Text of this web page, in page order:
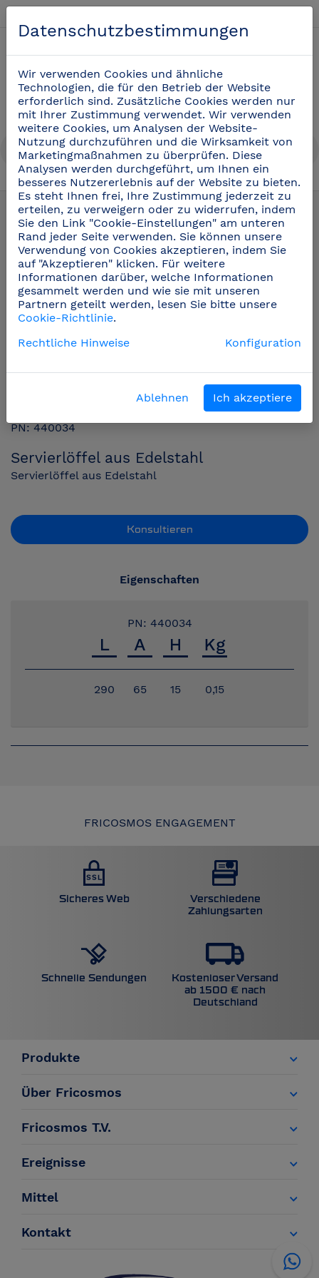
Industrielle Küchenutensilien (20)
PN: 440034
Servierlöffel aus Edelstahl
Servierlöffel aus Edelstahl
Konsultieren
Eigenschaften
PN: 440034
290 65 15 0,15
FRICOSMOS ENGAGEMENT
Sicheres Web
Verschiedene
Zahlungsarten
Schnelle Sendungen
Kostenloser Versand
ab 1500 € nach
Deutschland
Produkte
Über Fricosmos
Fricosmos T.V.
Ereignisse
Mittel
Kontakt
Datenschutzbestimmungen
Wir verwenden Cookies und ähnliche
Technologien, die für den Betrieb der Website
erforderlich sind. Zusätzliche Cookies werden nur
mit Ihrer Zustimmung verwendet. Wir verwenden
weitere Cookies, um Analysen der Website-
Nutzung durchzuführen und die Wirksamkeit von
Marketingmaßnahmen zu überprüfen. Diese
Analysen werden durchgeführt, um Ihnen ein
besseres Nutzererlebnis auf der Website zu bieten.
Es steht Ihnen frei, Ihre Zustimmung jederzeit zu
erteilen, zu verweigern oder zu widerrufen, indem
Sie den Link "Cookie-Einstellungen" am unteren
Rand jeder Seite verwenden. Sie können unsere
Verwendung von Cookies akzeptieren, indem Sie
auf "Akzeptieren" klicken. Für weitere
Informationen darüber, welche Informationen
gesammelt werden und wie sie mit unseren
Partnern geteilt werden, lesen Sie bitte unsere
Cookie-Richtlinie.
Rechtliche Hinweise
Konfiguration
Ablehnen Ich akzeptiere